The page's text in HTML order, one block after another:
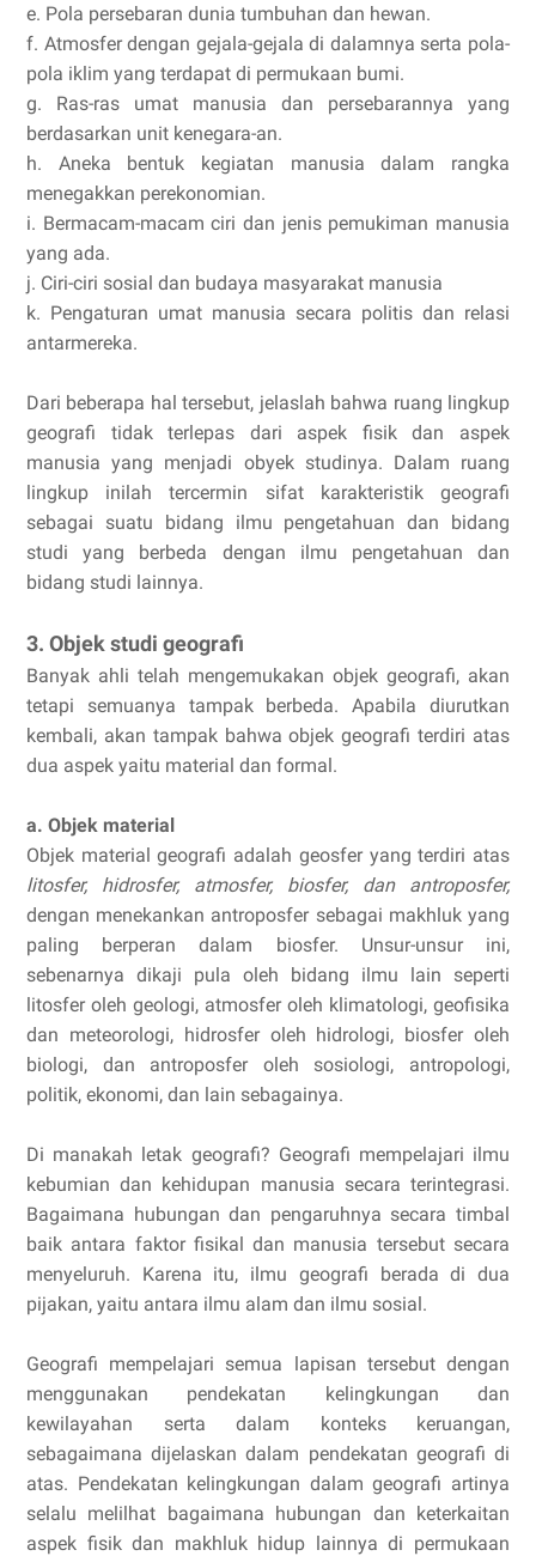
e. Pola persebaran dunia tumbuhan dan hewan.
f. Atmosfer dengan gejala-gejala di dalamnya serta pola-
pola iklim yang terdapat di permukaan bumi.
g. Ras-ras umat manusia dan persebarannya yang
berdasarkan unit kenegara-an.
h. Aneka bentuk kegiatan manusia dalam rangka
menegakkan perekonomian.
i. Bermacam-macam ciri dan jenis pemukiman manusia
yang ada.
j. Ciri-ciri sosial dan budaya masyarakat manusia
k. Pengaturan umat manusia secara politis dan relasi
antarmereka.
Dari beberapa hal tersebut, jelaslah bahwa ruang lingkup
geografi tidak terlepas dari aspek fisik dan aspek
manusia yang menjadi obyek studinya. Dalam ruang
lingkup inilah tercermin sifat karakteristik geografi
sebagai suatu bidang ilmu pengetahuan dan bidang
studi yang berbeda dengan ilmu pengetahuan dan
bidang studi lainnya.
3. Objek studi geografi
Banyak ahli telah mengemukakan objek geografi, akan
tetapi semuanya tampak berbeda. Apabila diurutkan
kembali, akan tampak bahwa objek geografi terdiri atas
dua aspek yaitu material dan formal.
a. Objek material
Objek material geografi adalah geosfer yang terdiri atas
litosfer, hidrosfer, atmosfer, biosfer, dan antroposfer,
dengan menekankan antroposfer sebagai makhluk yang
paling berperan dalam biosfer. Unsur-unsur ini,
sebenarnya dikaji pula oleh bidang ilmu lain seperti
litosfer oleh geologi, atmosfer oleh klimatologi, geofisika
dan meteorologi, hidrosfer oleh hidrologi, biosfer oleh
biologi, dan antroposfer oleh sosiologi, antropologi,
politik, ekonomi, dan lain sebagainya.
Di manakah letak geografi? Geografi mempelajari ilmu
kebumian dan kehidupan manusia secara terintegrasi.
Bagaimana hubungan dan pengaruhnya secara timbal
baik antara faktor fisikal dan manusia tersebut secara
menyeluruh. Karena itu, ilmu geografi berada di dua
pijakan, yaitu antara ilmu alam dan ilmu sosial.
Geografi mempelajari semua lapisan tersebut dengan
menggunakan pendekatan kelingkungan dan
kewilayahan serta dalam konteks keruangan,
sebagaimana dijelaskan dalam pendekatan geografi di
atas. Pendekatan kelingkungan dalam geografi artinya
selalu melilhat bagaimana hubungan dan keterkaitan
aspek fisik dan makhluk hidup lainnya di permukaan